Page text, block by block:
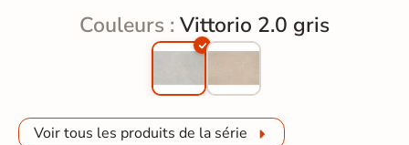
Couleurs : Vittorio 2.0 gris
Voir tous les produits de la série